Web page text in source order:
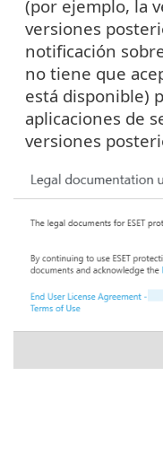
(por ejemplo, la
versiones
notificación
no tiene que
está disponible)
aplicaciones de
versiones